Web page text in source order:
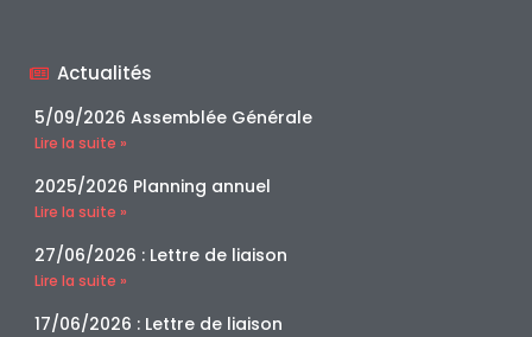
Actualités
5/09/2026 Assemblée Générale
Lire la suite »
2025/2026 Planning annuel
Lire la suite »
27/06/2026 : Lettre de liaison
Lire la suite »
17/06/2026 : Lettre de liaison